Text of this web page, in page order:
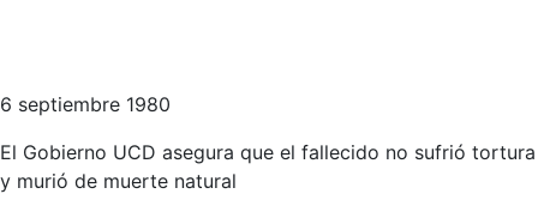
6 septiembre 1980
El Gobierno UCD asegura que el fallecido no sufrió tortura
y murió de muerte natural